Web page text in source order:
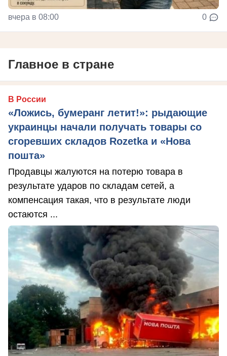
вчера в 08:00 0
Главное в стране
В России
«Ложись, бумеранг летит!»: рыдающие
украинцы начали получать товары со
сгоревших складов Rozetka и «Нова
пошта»
Продавцы жалуются на потерю товара в
результате ударов по складам сетей, а
компенсация такая, что в результате люди
остаются ...